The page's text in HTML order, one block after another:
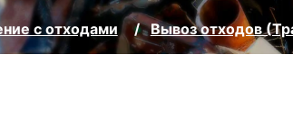
с отходами Вывоз отходов